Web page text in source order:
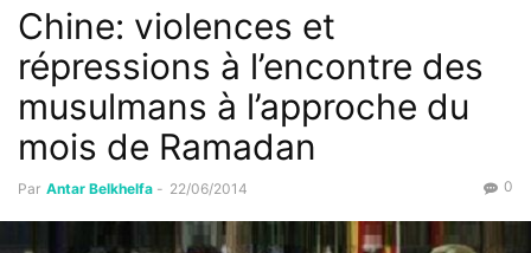
Chine: violences et
répressions à l’encontre des
musulmans à l’approche du
mois de Ramadan
Par Antar Belkhelfa - 22/06/2014 0